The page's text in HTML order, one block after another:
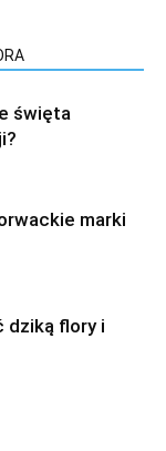
święta
marki
dziką flory i